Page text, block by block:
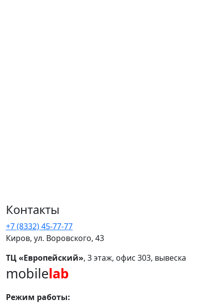
Контакты
+7 (8332) 45-77-77
Киров, ул. Воровского, 43
ТЦ «Европейский», 3 этаж, офис 303, вывеска
mobilelab
Режим работы: